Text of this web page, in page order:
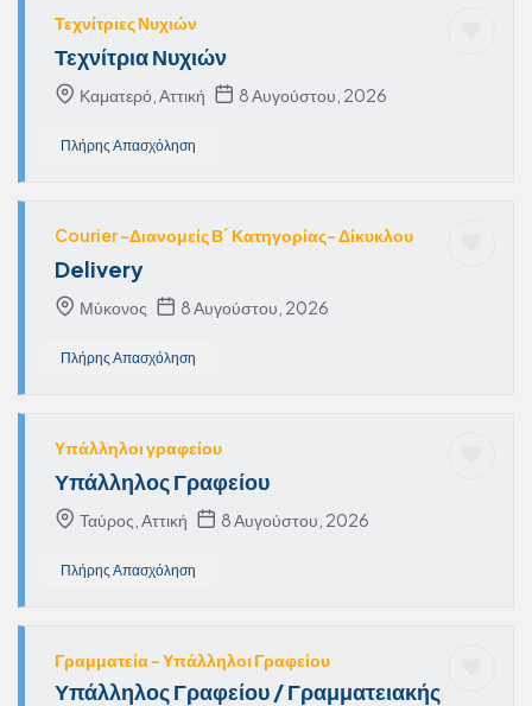
Τεχνίτριες Νυχιών
Τεχνίτρια Νυχιών
Καματερό, Αττική 8 Αυγούστου, 2026
Πλήρης Απασχόληση
Courier -Διανομείς Β΄ Κατηγορίας- Δίκυκλου
Delivery
Μύκονος 8 Αυγούστου, 2026
Πλήρης Απασχόληση
Υπάλληλοι γραφείου
Υπάλληλος Γραφείου
Ταύρος, Αττική 8 Αυγούστου, 2026
Πλήρης Απασχόληση
Γραμματεία - Υπάλληλοι Γραφείου
Υπάλληλος Γραφείου / Γραμματειακής